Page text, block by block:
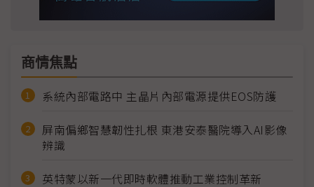
商情焦點
系統內部電路中 主晶片內部電源提供EOS防護
屏南偏鄉智慧韌性扎根 東港安泰醫院導入AI影像
辨識
英特蒙以新一代即時軟體推動工業控制革新